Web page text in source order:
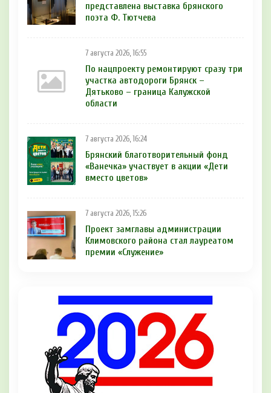
представлена выставка брянского
поэта Ф. Тютчева
7 августа 2026, 16:55
По нацпроекту ремонтируют сразу три
участка автодороги Брянск –
Дятьково – граница Калужской
области
7 августа 2026, 16:24
Брянский благотворительный фонд
«Ванечка» участвует в акции «Дети
вместо цветов»
7 августа 2026, 15:26
Проект замглавы администрации
Климовского района стал лауреатом
премии «Служение»